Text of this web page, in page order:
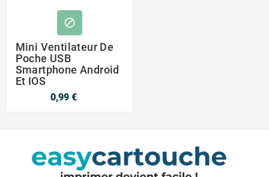

Mini Ventilateur De
Poche USB
Smartphone Android
Et IOS
0,99 €